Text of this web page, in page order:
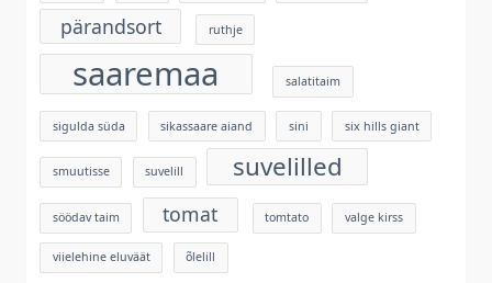
pärandsort ruthje
saaremaa salatitaim
sigulda süda sikassaare aiand sini six hills giant
smuutisse suvelill suvelilled
söödav taim tomat tomtato valge kirss
viielehine eluväät õlelill